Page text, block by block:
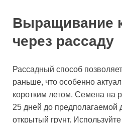
Выращивание
через рассаду
Рассадный способ
раньше, что особенно
коротким летом. Семена на
25 дней до предполагаемой
открытый грунт.